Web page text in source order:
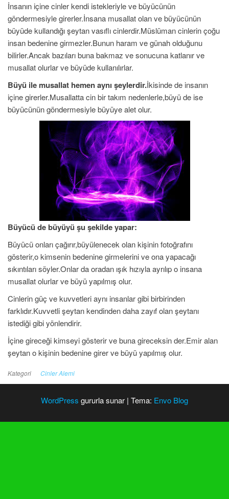
İnsanın içine cinler kendi istekleriyle ve büyücünün
göndermesiyle girerler.İnsana musallat olan ve büyücünün
büyüde kullandığı şeytan vasıflı cinlerdir.Müslüman cinlerin çoğu
insan bedenine girmezler.Bunun haram ve günah olduğunu
bilirler.Ancak bazıları buna bakmaz ve sonucuna katlanır ve
musallat olurlar ve büyüde kullanılırlar.
Büyü ile musallat hemen aynı şeylerdir.İkisinde de insanın
içine girerler.Musallatta cin bir takım nedenlerle,büyü de ise
büyücünün göndermesiyle büyüye alet olur.
Büyücü de büyüyü şu şekilde yapar:
Büyücü onları çağırır,büyülenecek olan kişinin fotoğrafını
gösterir,o kimsenin bedenine girmelerini ve ona yapacağı
sıkıntıları söyler.Onlar da oradan ışık hızıyla ayrılıp o insana
musallat olurlar ve büyü yapılmış olur.
Cinlerin güç ve kuvvetleri aynı insanlar gibi birbirinden
farklıdır.Kuvvetli şeytan kendinden daha zayıf olan şeytanı
istediği gibi yönlendirir.
İçine gireceği kimseyi gösterir ve buna gireceksin der.Emir alan
şeytan o kişinin bedenine girer ve büyü yapılmış olur.
Kategori Cinler Alemi
WordPress gururla sunar | Tema: Envo Blog